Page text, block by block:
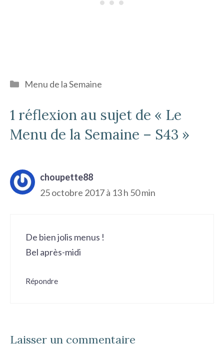
Catégories
Menu de la Semaine
1 réflexion au sujet de « Le
Menu de la Semaine – S43 »
choupette88
25 octobre 2017 à 13 h 50 min
De bien jolis menus !
Bel après-midi
Répondre
Laisser un commentaire